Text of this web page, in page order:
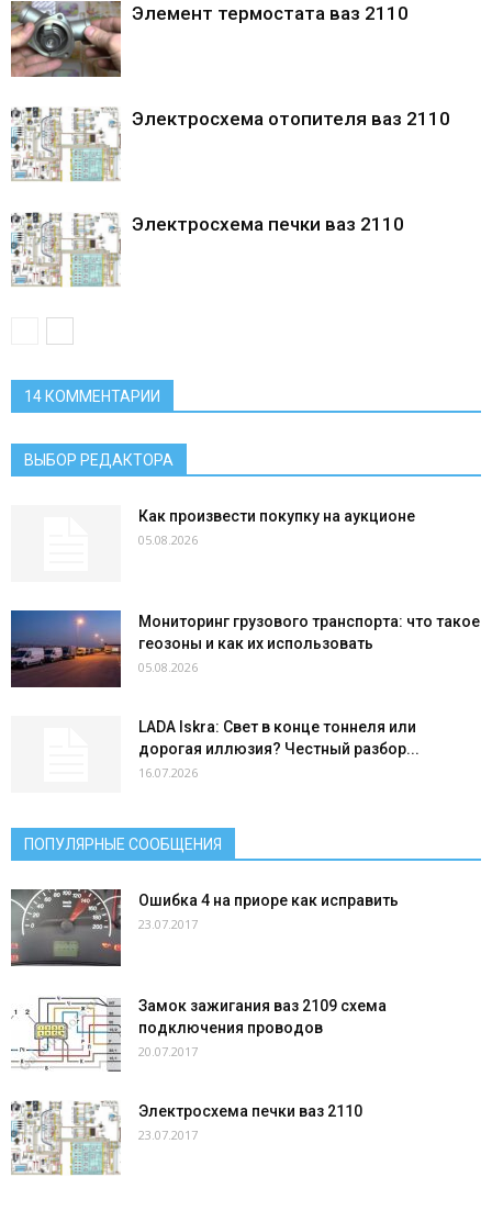
Элемент термостата ваз 2110
Электросхема отопителя ваз 2110
Электросхема печки ваз 2110
14 КОММЕНТАРИИ
ВЫБОР РЕДАКТОРА
Как произвести покупку на аукционе
05.08.2026
Мониторинг грузового транспорта: что такое
геозоны и как их использовать
05.08.2026
LADA Iskra: Свет в конце тоннеля или
дорогая иллюзия? Честный разбор...
16.07.2026
ПОПУЛЯРНЫЕ СООБЩЕНИЯ
Ошибка 4 на приоре как исправить
23.07.2017
Замок зажигания ваз 2109 схема
подключения проводов
20.07.2017
Электросхема печки ваз 2110
23.07.2017